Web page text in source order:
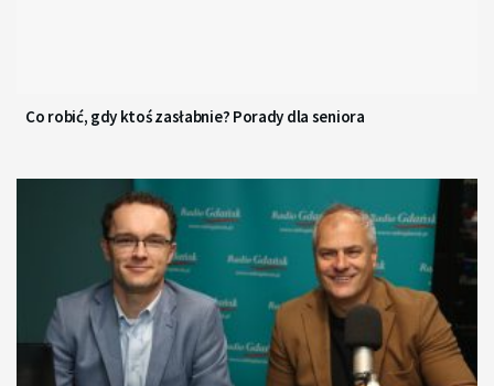
Co robić, gdy ktoś zasłabnie? Porady dla seniora